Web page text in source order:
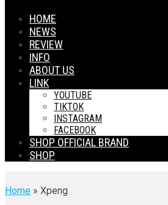
HOME
NEWS
REVIEW
INFO
ABOUT US
LINK
YOUTUBE
TIKTOK
INSTAGRAM
FACEBOOK
SHOP OFFICIAL BRAND
SHOP
Home » Xpeng